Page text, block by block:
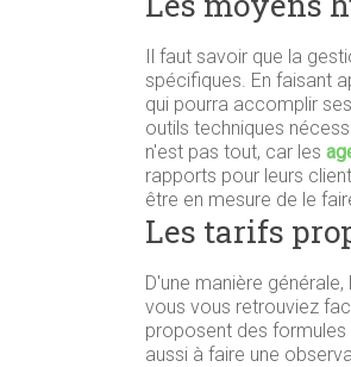
Il faut savoir que la
spécifiques. En faisant
qui pourra accomplir
outils techniques
n'est pas tout, car les
rapports pour leurs
être en mesure de le
Les tarifs
D'une manière
vous vous retrouviez
proposent des formules
aussi à faire une